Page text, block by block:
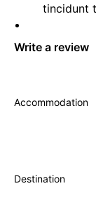
tincidunt
Write a review
Accommodation
Destination